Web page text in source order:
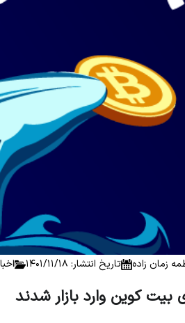
زمان زاده تاریخ انتشار: 1401/11/18
کوین وارد بازار شدند